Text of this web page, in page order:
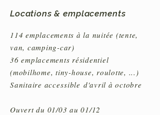
Locations & emplacements
114 emplacements à la nuitée (tente,
van, camping-car)
36 emplacements résidentiel
(mobilhome, tiny-house, roulotte, ...)
Sanitaire accessible d'avril à octobre
Ouvert du 01/03 au 01/12